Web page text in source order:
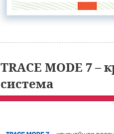
TRACE MODE 7 –
система